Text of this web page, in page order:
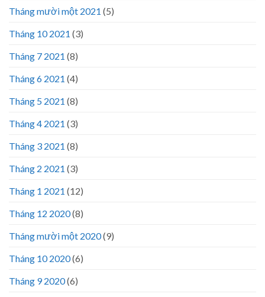
Tháng mười một 2021 (5)
Tháng 10 2021 (3)
Tháng 7 2021 (8)
Tháng 6 2021 (4)
Tháng 5 2021 (8)
Tháng 4 2021 (3)
Tháng 3 2021 (8)
Tháng 2 2021 (3)
Tháng 1 2021 (12)
Tháng 12 2020(8)
Tháng mười một 2020(9)
Tháng 10 2020(6)
Tháng 9 2020(6)